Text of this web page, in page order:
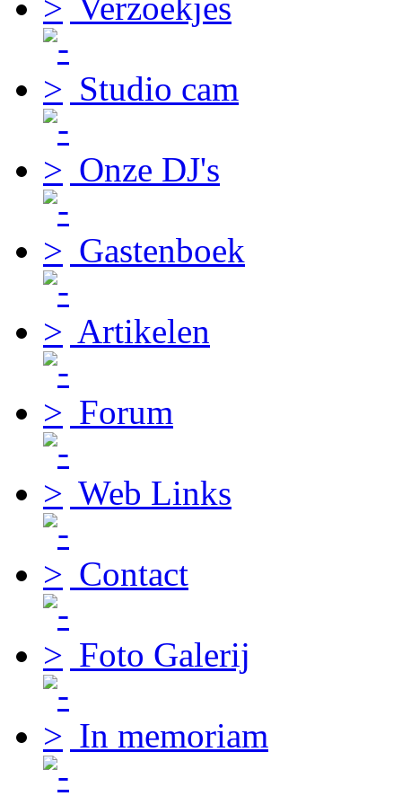
Verzoekjes
Studio cam
Onze DJ's
Gastenboek
Artikelen
Forum
Web Links
Contact
Foto Galerij
In memoriam